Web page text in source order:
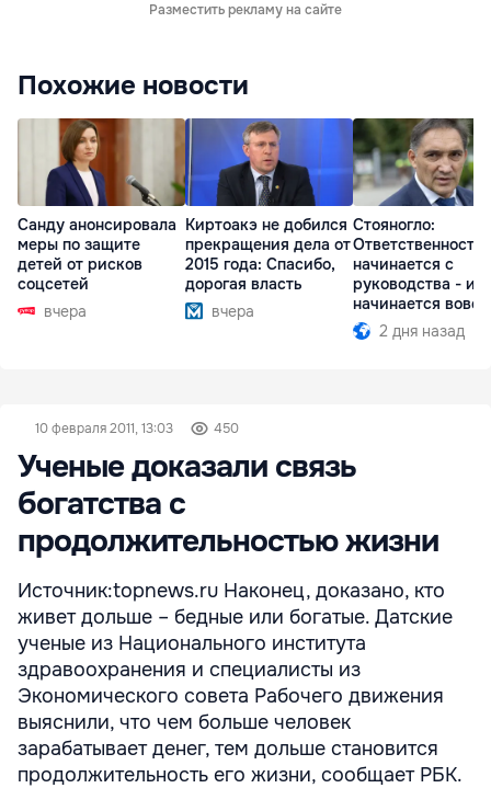
Разместить рекламу на сайте
Похожие новости
Санду анонсировала
меры по защите
детей от рисков
соцсетей
вчера
Киртоакэ не добился
прекращения дела от
2015 года: Спасибо,
дорогая власть
вчера
Стояногло:
Ответственность
начинается с
руководства -
начинается вовсе
2 дня назад
10 февраля 2011, 13:03 450
Ученые доказали связь
богатства с
продолжительностью жизни
Источник:topnews.ru Наконец, доказано, кто
живет дольше – бедные или богатые. Датские
ученые из Национального института
здравоохранения и специалисты из
Экономического совета Рабочего движения
выяснили, что чем больше человек
зарабатывает денег, тем дольше становится
продолжительность его жизни, сообщает РБК.